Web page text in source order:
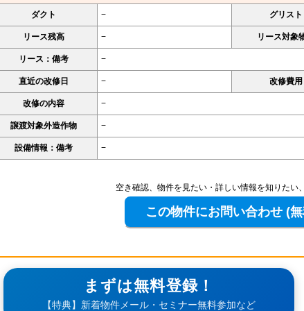
ダクト − グリスト
リース残高 − リース対象
リース：備考 −
直近の改修日 − 改修費用
改修の内容 −
譲渡対象外造作物 −
設備情報：備考 −
空き確認、物件を見たい・詳しい情報を知りたい
まずは無料登録！
【特典】新着物件メール・セミナー無料参加など